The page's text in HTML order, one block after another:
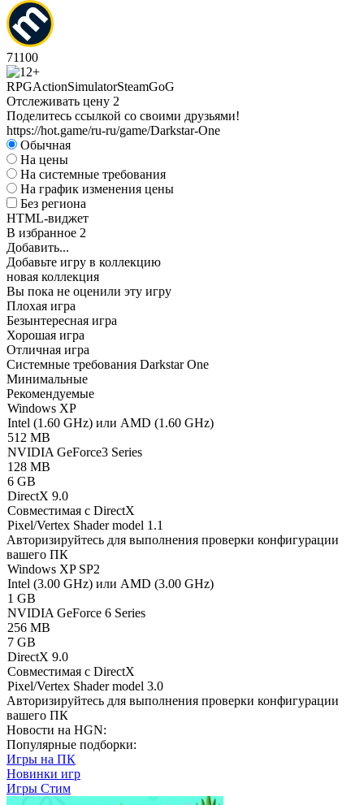
71100
RPGActionSimulatorSteamGoG
Отслеживать цену 2
Поделитесь ссылкой со своими друзьями!
https://hot.game/ru-ru/game/Darkstar-One
Обычная
На цены
На системные требования
На график изменения цены
Без региона
HTML-виджет
В избранное 2
Добавить...
Добавьте игру в коллекцию
новая коллекция
Вы пока не оценили эту игру
Плохая игра
Безынтересная игра
Хорошая игра
Отличная игра
Системные требования Darkstar One
Минимальные
Рекомендуемые
Windows XP
Intel (1.60 GHz) или AMD (1.60 GHz)
512 MB
NVIDIA GeForce3 Series
128 MB
6 GB
DirectX 9.0
Совместимая с DirectX
Pixel/Vertex Shader model 1.1
Авторизируйтесь для выполнения проверки конфигурации
вашего ПК
Windows XP SP2
Intel (3.00 GHz) или AMD (3.00 GHz)
1 GB
NVIDIA GeForce 6 Series
256 MB
7 GB
DirectX 9.0
Совместимая с DirectX
Pixel/Vertex Shader model 3.0
Авторизируйтесь для выполнения проверки конфигурации
вашего ПК
Новости на HGN:
Популярные подборки:
Игры на ПК
Новинки игр
Игры Стим